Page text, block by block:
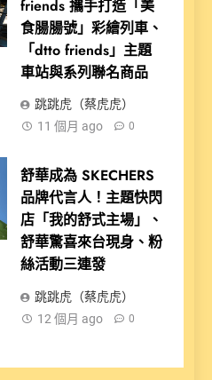
friends 攜手打造「美
食腸腸號」彩繪列車、
「dtto friends」主題
車站與系列聯名商品
跳跳虎（蔡虎虎）
11 個月 ago
0
舒華成為 SKECHERS
品牌代言人！主題快閃
店「我的舒式主場」、
舒華驚喜來台現身、粉
絲活動三連發
跳跳虎（蔡虎虎）
12 個月 ago
0